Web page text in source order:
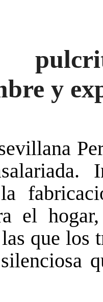
y
el
que los